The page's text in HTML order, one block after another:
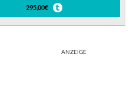
295,00€
ANZEIGE